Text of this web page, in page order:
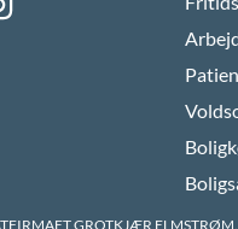
GROTKJÆR ELMSTRØM.